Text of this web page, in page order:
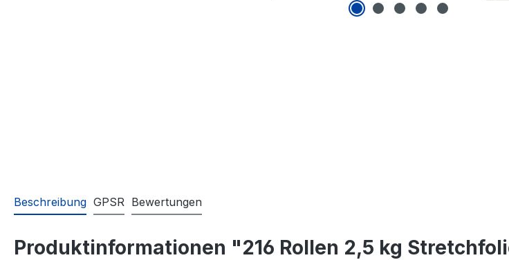
Beschreibung GPSR Bewertungen
Produktinformationen "216 Rollen 2,5 kg